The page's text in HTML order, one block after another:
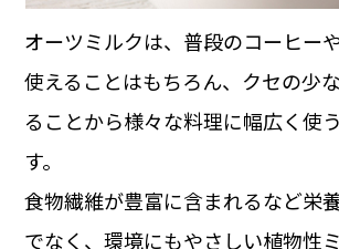
オーツミルクは、普段のコーヒー
使えることはもちろん、クセの少
ることから様々な料理に幅広く使
す。
食物繊維が豊富に含まれるなど栄
でなく、環境にもやさしい植物性